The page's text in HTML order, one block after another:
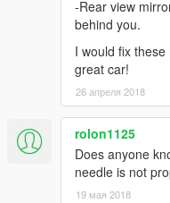
-Rear view
behind you.
I would fix
great car!
26 апреля 2018
rolon1125
Does anyone
needle is not
19 мая 2018